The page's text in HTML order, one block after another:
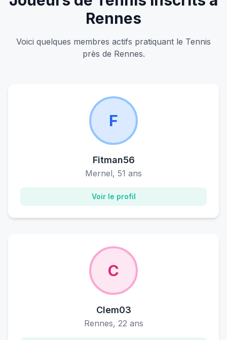
Rennes
Voici quelques membres actifs pratiquant le Tennis
près de Rennes.
F
Fitman56
Mernel, 51 ans
Voir le profil
C
Clem03
Rennes, 22 ans